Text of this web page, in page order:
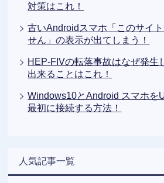
対策はこれ！
古いAndroidスマホ「このサイ
せん」の表示が出てしまう！
HEP-FIVの転落事故はなぜ発生
出来ることはこれ！
Windows10とAndroid スマホを
最初に接続する方法！
人気記事一覧